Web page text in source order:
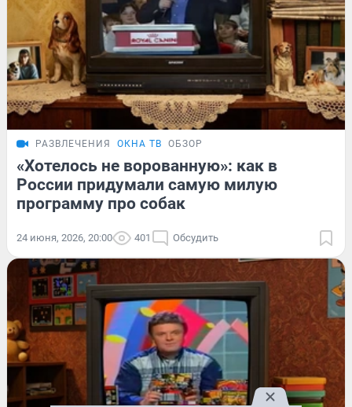
РАЗВЛЕЧЕНИЯ ОКНА ТВ ОБЗОР
«Хотелось не ворованную»: как в
России придумали самую милую
программу про собак
24 июня, 2026, 20:00 401 Обсудить